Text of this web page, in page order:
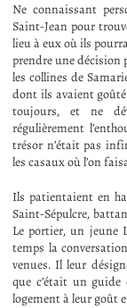
Ne connaissant
Saint-Jean pour
lieu à eux où ils
prendre une
les collines de
dont ils avaient
toujours, et ne
régulièrement
trésor n’était pas
les casaux où l’on
Ils patientaient en
Saint-Sépulcre,
Le portier, un jeune
temps la
venues. Il leur
que c’était un
logement à leur goût